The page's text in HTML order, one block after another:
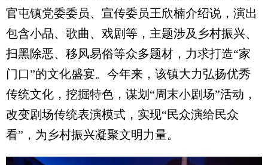
官屯镇党委委员、宣传委员王欣楠介绍说，演出
包含小品、歌曲、戏剧等，主题涉及乡村振兴、
扫黑除恶、移风易俗等众多题材，力求打造“家
门口”的文化盛宴。今年来，该镇大力弘扬优秀
传统文化，挖掘特色，谋划“周末小剧场”活动，
改变剧场传统表演模式，实现“民众演给民众
看”，为乡村振兴凝聚文明力量。